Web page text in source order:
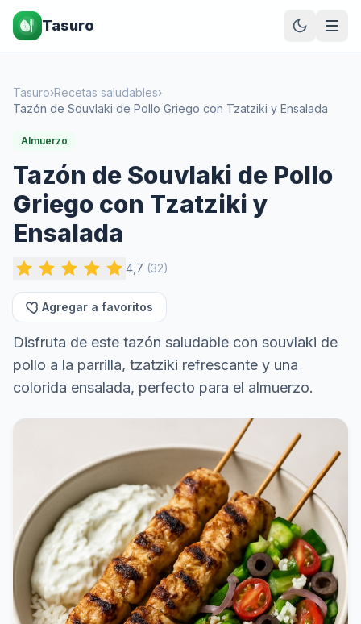
Tasuro
Tasuro›Recetas saludables›
Tazón de Souvlaki de Pollo Griego con Tzatziki y Ensalada
Almuerzo
Tazón de Souvlaki de Pollo
Griego con Tzatziki y
Ensalada
4,7 (32)
Agregar a favoritos
Disfruta de este tazón saludable con souvlaki de
pollo a la parrilla, tzatziki refrescante y una
colorida ensalada, perfecto para el almuerzo.